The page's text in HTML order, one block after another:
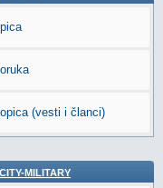
(vesti i članci)
MILITARY